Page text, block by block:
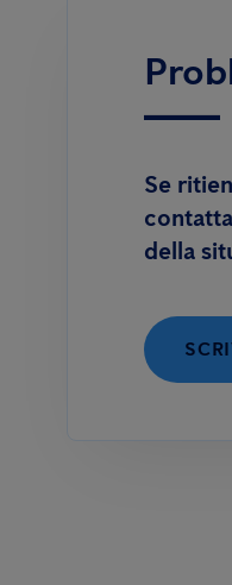
Se
della